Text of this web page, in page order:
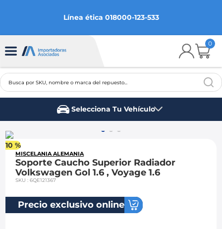
Línea ética 018000-123-533
0
Busca por SKU, nombre o marca del repuesto...
Selecciona Tu Vehículo
10 %
MISCELANIA ALEMANIA
Soporte Caucho Superior Radiador
Volkswagen Gol 1.6 , Voyage 1.6
SKU:6QE121367
Precio exclusivo online
2
3.
spark gt
ford fiesta
mazda 3